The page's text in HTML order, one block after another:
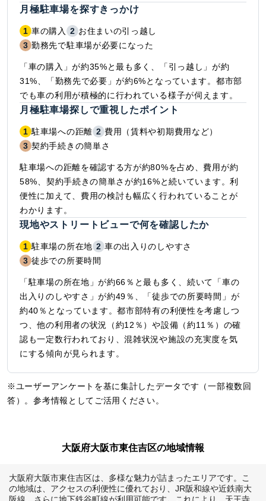
月極駐車場を探すきっかけ
1 車の購入 2 お住まいの引っ越し
3 勤務先で駐車場が必要になった
「車の購入」が約35%と最も多く、「引っ越し」が約
31%、「勤務先で必要」が約6%となっています。都市部
でも車の利用が積極的に行われている様子が伺えます。
月極駐車場探しで重視したポイント
1 駐車場への距離 2 費用（賃料や初期費用など）
3 契約手続きの簡単さ
駐車場への距離を確認する方が約80%を占め、費用が約
58%、契約手続きの簡単さが約16%と続いています。利
便性に加えて、費用の検討も幅広く行われていることが
わかります。
現地やストリートビューで何を確認したか
1 駐車場の所在地 2 車の出入りのしやすさ
3 徒歩での所要時間
「駐車場の所在地」が約66％と最も多く、続いて「車の
出入りのしやすさ」が約49％、「徒歩での所要時間」が
約40％となっています。都市部特有の利便性を考慮しつ
つ、他の利用者の状況（約12％）や設備（約11％）の確
認も一定数行われており、混雑状況や施設の充実度を気
にする傾向が見られます。
※ユーザーアンケートを基に集計したデータです（一部複数回
答）。参考情報としてご活用ください。
大阪府大阪市東住吉区の地域情報
大阪府大阪市東住吉区は、多様な魅力が詰まったエリアです。こ
の地域は、アクセスの利便性に優れており、JR阪和線や近鉄南大
阪線、さらに地下鉄谷町線が利用可能です。これにより、天王寺